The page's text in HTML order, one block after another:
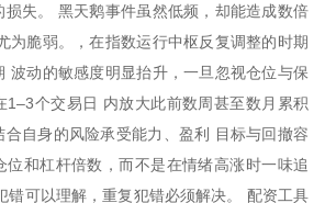
损失。 黑天鹅事件虽然低频，却能造成数倍
为脆弱。，在指数运行中枢反复调整的时期
波动的敏感度明显抬升，一旦忽视仓位与保
1–3个交易日 内放大此前数周甚至数月累积
合自身的风险承受能力、盈利 目标与回撤容
位和杠杆倍数，而不是在情绪高涨时一味追
错可以理解，重复犯错必须解决。 配资工具